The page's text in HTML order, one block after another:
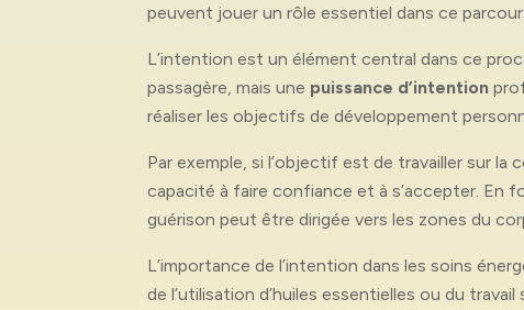
peuvent jouer un rôle essentiel dans ce
L’intention est un élément central dans ce
passagère, mais une puissance d’intention
réaliser les objectifs de développement
Par exemple, si l’objectif est de travailler sur
capacité à faire confiance et à s’accepter. En
guérison peut être dirigée vers les zones du
L’importance de l’intention dans les soins
de l’utilisation d’huiles essentielles ou du